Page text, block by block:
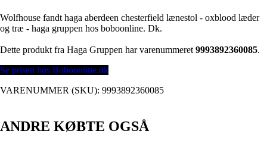
Wolfhouse fandt haga aberdeen chesterfield lænestol - oxblood læder
og træ - haga gruppen hos boboonline. Dk.
Dette produkt fra Haga Gruppen har varenummeret 9993892360085.
Se prisen hos Boboonline.dk
VARENUMMER (SKU): 9993892360085
ANDRE KØBTE OGSÅ